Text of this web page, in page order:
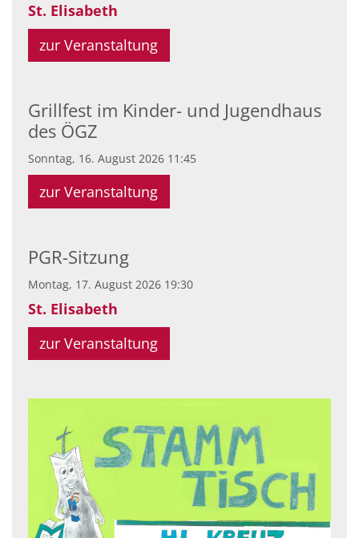
St. Elisabeth
zur Veranstaltung
Grillfest im Kinder- und Jugendhaus
des ÖGZ
Sonntag, 16. August 2026 11:45
zur Veranstaltung
PGR-Sitzung
Montag, 17. August 2026 19:30
St. Elisabeth
zur Veranstaltung